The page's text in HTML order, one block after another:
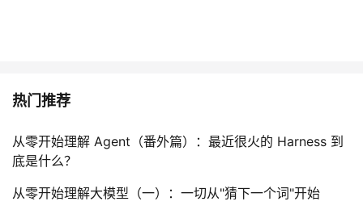
热门推荐
从零开始理解 Agent（番外篇）：最近很火的 Harness 到
底是什么？
从零开始理解大模型（一）：一切从"猜下一个词"开始